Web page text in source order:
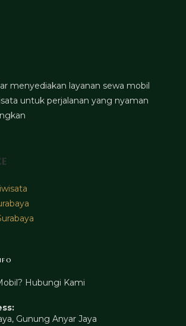
menyediakan layanan sewa mobil
untuk perjalanan yang nyaman
Hubungi Kami
Gunung Anyar Jaya